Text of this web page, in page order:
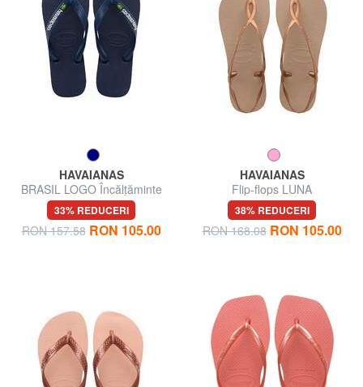
HAVAIANAS
BRASIL LOGO Încălțăminte
bărbătească
33% REDUCERI
RON 157.58 RON 105.00
HAVAIANAS
Flip-flops LUNA
38% REDUCERI
RON 168.08 RON 105.00